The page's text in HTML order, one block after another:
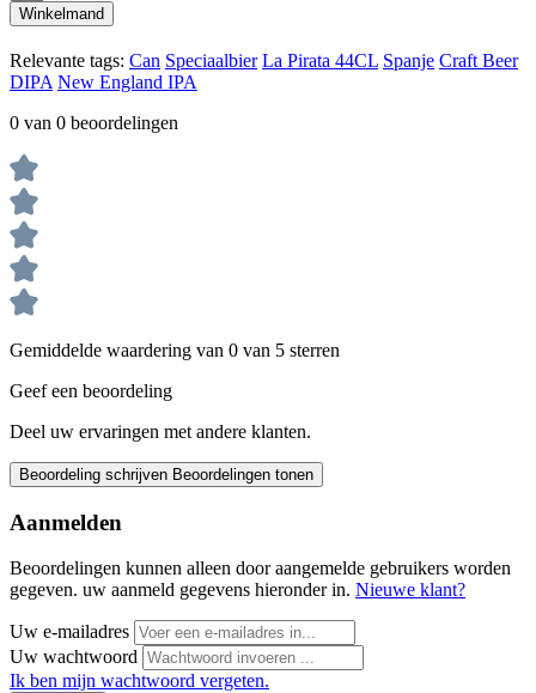
Winkelmand
Relevante tags: Can Speciaalbier La Pirata 44CL Spanje Craft Beer
DIPA New England IPA
0 van 0 beoordelingen
Gemiddelde waardering van 0 van 5 sterren
Geef een beoordeling
Deel uw ervaringen met andere klanten.
Beoordeling schrijven Beoordelingen tonen
Aanmelden
Beoordelingen kunnen alleen door aangemelde gebruikers worden
gegeven. uw aanmeld gegevens hieronder in. Nieuwe klant?
Uw e-mailadres
Uw wachtwoord
Ik ben mijn wachtwoord vergeten.